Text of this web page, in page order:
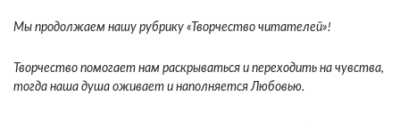
Мы продолжаем нашу рубрику «Творчество читателей»!
Творчество помогает нам раскрываться и переходить на чувства,
тогда наша душа оживает и наполняется Любовью.